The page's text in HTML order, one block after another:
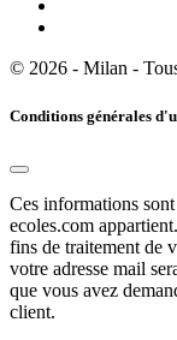
© 2026 - Milan -
Conditions générales
Ces informations
ecoles.com
fins de traitement de
votre adresse mail
que vous avez
client.